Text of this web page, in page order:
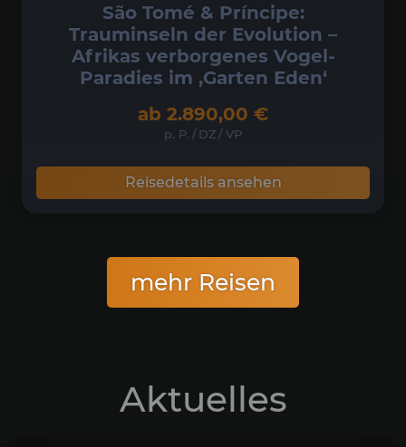
São Tomé & Príncipe:
Trauminseln der Evolution –
Afrikas verborgenes Vogel-
Paradies im ‚Garten Eden‘
ab 2.890,00 €
p. P. / DZ / VP
Reisedetails ansehen
mehr Reisen
Aktuelles